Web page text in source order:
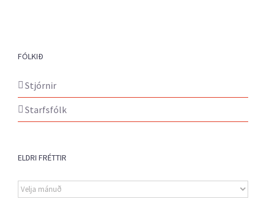
FÓLKIÐ
Stjórnir
Starfsfólk
ELDRI FRÉTTIR
Eldri
fréttir